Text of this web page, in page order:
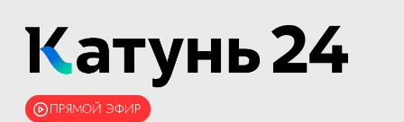
ПРЯМОЙ ЭФИР